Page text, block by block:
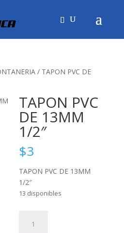
/ TAPON PVC DE
TAPON PVC
DE 13MM
1/2″
$3
TAPON PVC DE 13MM
1/2″
13 disponibles